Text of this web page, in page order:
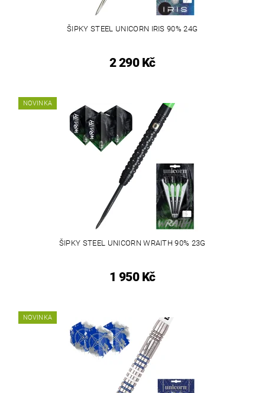
ŠIPKY STEEL UNICORN IRIS 90% 24G
2 290 Kč
NOVINKA
ŠIPKY STEEL UNICORN WRAITH 90% 23G
1 950 Kč
NOVINKA